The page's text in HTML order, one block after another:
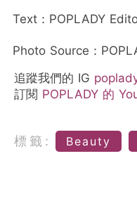
Text：POPLADY
Photo Source：
追蹤我們的 IG
訂閱 POPLADY 的
標籤: Beauty